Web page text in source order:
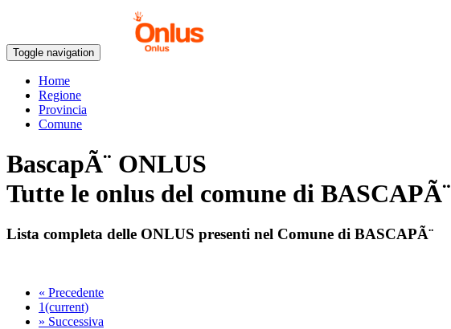
Toggle navigation
Home
Regione
Provincia
Comune
BascapÃ¨ ONLUS
Tutte le onlus del comune di BASCAPÃ¨
Lista completa delle ONLUS presenti nel Comune di BASCAPÃ¨
« Precedente
1(current)
» Successiva